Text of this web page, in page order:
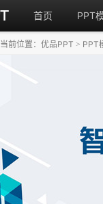
首页 PPT
当前位置： 优品PPT > PPT